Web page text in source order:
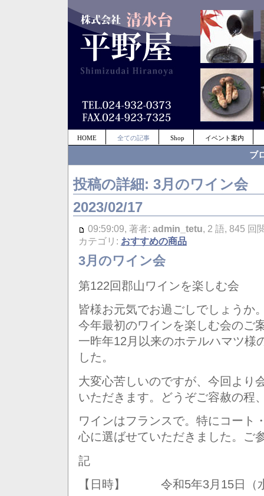
HOME 全ての記事 Shop イベント案内
ブ
投稿の詳細: 3月のワイン会
2023/02/17
09:59:09, 著者: admin_tetu , 2 語, 845
カテゴリ: おすすめの商品
3月のワイン会
第122回郡山ワインを楽しむ会
皆様お元気でお過ごしでしょうか
今年最初のワインを楽しむ会のご
一昨年12月以来のホテルハマツ様
した。
大変心苦しいのですが、今回より
いただきます。どうぞご容赦の程
ワインはフランスで。特にコート
心に選ばせていただきました。ご
記
【日時】 令和5年3月15日